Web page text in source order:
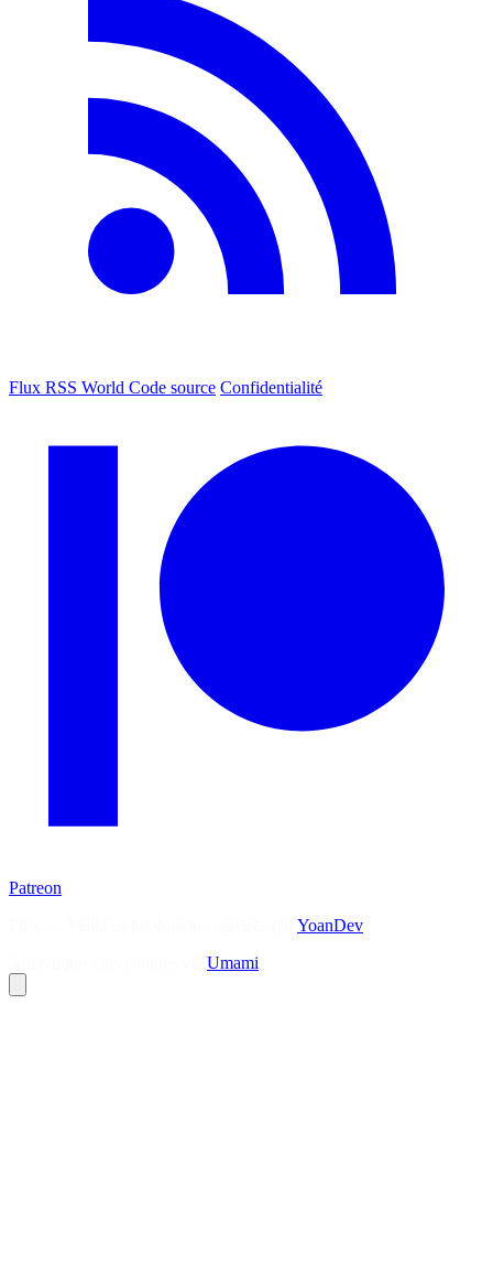
Flux RSS World Code source Confidentialité
Patreon
YoanDev
Umami